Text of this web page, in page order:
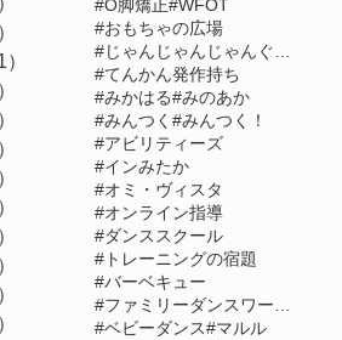
1件の記事
）
1件の記事
2件の記事
2件の記事
3件の記事
2件の記事
1件の記事
2件の記事
1件の記事
1件の記事
1件の記事
#O脚矯正#WFOT
#おもちゃの広場
#てんかん発作持ち
#みかはる#みのあか
#みんつく #みんつく！
#アビリティーズ
#インみたか
#オミ・ヴィスタ
#オンライン指導
#ダンススクール
#トレーニングの宿題
#バーベキュー
#ベビーダンス#マルル